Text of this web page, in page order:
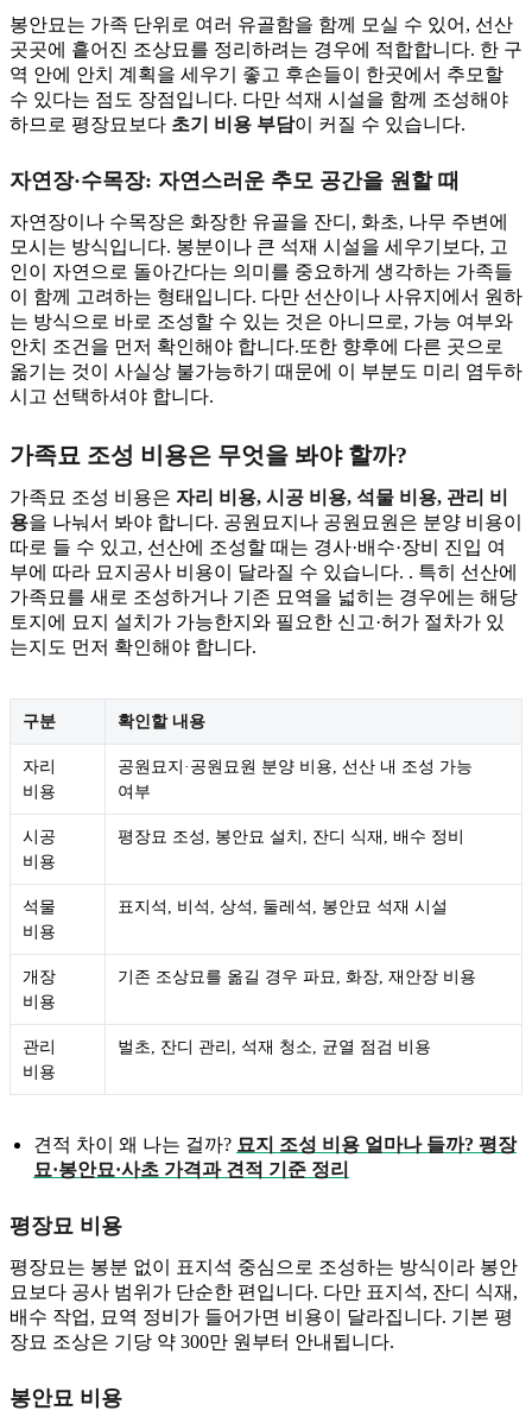
봉안묘는 가족 단위로 여러 유골함을 함께 모실 수 있어, 선산
곳곳에 흩어진 조상묘를 정리하려는 경우에 적합합니다. 한 구
역 안에 안치 계획을 세우기 좋고 후손들이 한곳에서 추모할
수 있다는 점도 장점입니다. 다만 석재 시설을 함께 조성해야
하므로 평장묘보다 초기 비용 부담이 커질 수 있습니다.
자연장·수목장: 자연스러운 추모 공간을 원할 때
자연장이나 수목장은 화장한 유골을 잔디, 화초, 나무 주변에
모시는 방식입니다. 봉분이나 큰 석재 시설을 세우기보다, 고
인이 자연으로 돌아간다는 의미를 중요하게 생각하는 가족들
이 함께 고려하는 형태입니다. 다만 선산이나 사유지에서 원하
는 방식으로 바로 조성할 수 있는 것은 아니므로, 가능 여부와
안치 조건을 먼저 확인해야 합니다.또한 향후에 다른 곳으로
옮기는 것이 사실상 불가능하기 때문에 이 부분도 미리 염두하
시고 선택하셔야 합니다.
가족묘 조성 비용은 무엇을 봐야 할까?
가족묘 조성 비용은 자리 비용, 시공 비용, 석물 비용, 관리 비
용을 나눠서 봐야 합니다. 공원묘지나 공원묘원은 분양 비용이
따로 들 수 있고, 선산에 조성할 때는 경사·배수·장비 진입 여
부에 따라 묘지공사 비용이 달라질 수 있습니다. . 특히 선산에
가족묘를 새로 조성하거나 기존 묘역을 넓히는 경우에는 해당
토지에 묘지 설치가 가능한지와 필요한 신고·허가 절차가 있
는지도 먼저 확인해야 합니다.
구분 확인할 내용
자리
비용
공원묘지·공원묘원 분양 비용, 선산 내 조성 가능
여부
시공
비용
평장묘 조성, 봉안묘 설치, 잔디 식재, 배수 정비
석물
비용
표지석, 비석, 상석, 둘레석, 봉안묘 석재 시설
개장
비용
기존 조상묘를 옮길 경우 파묘, 화장, 재안장 비용
관리
비용
벌초, 잔디 관리, 석재 청소, 균열 점검 비용
견적 차이 왜 나는 걸까? 묘지 조성 비용 얼마나 들까? 평장
묘·봉안묘·사초 가격과 견적 기준 정리
평장묘 비용
평장묘는 봉분 없이 표지석 중심으로 조성하는 방식이라 봉안
묘보다 공사 범위가 단순한 편입니다. 다만 표지석, 잔디 식재,
배수 작업, 묘역 정비가 들어가면 비용이 달라집니다. 기본 평
장묘 조상은 기당 약 300만 원부터 안내됩니다.
봉안묘 비용